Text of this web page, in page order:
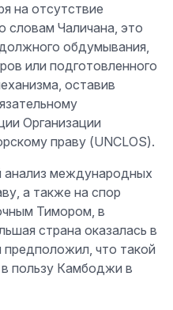
на отсутствие
словам Чаличана, это
обдумывания,
или подготовленного
оставив
Организации
праву (UNCLOS).
анализ международных
а также на спор
Тимором, в
страна оказалась в
что такой
пользу Камбоджи в